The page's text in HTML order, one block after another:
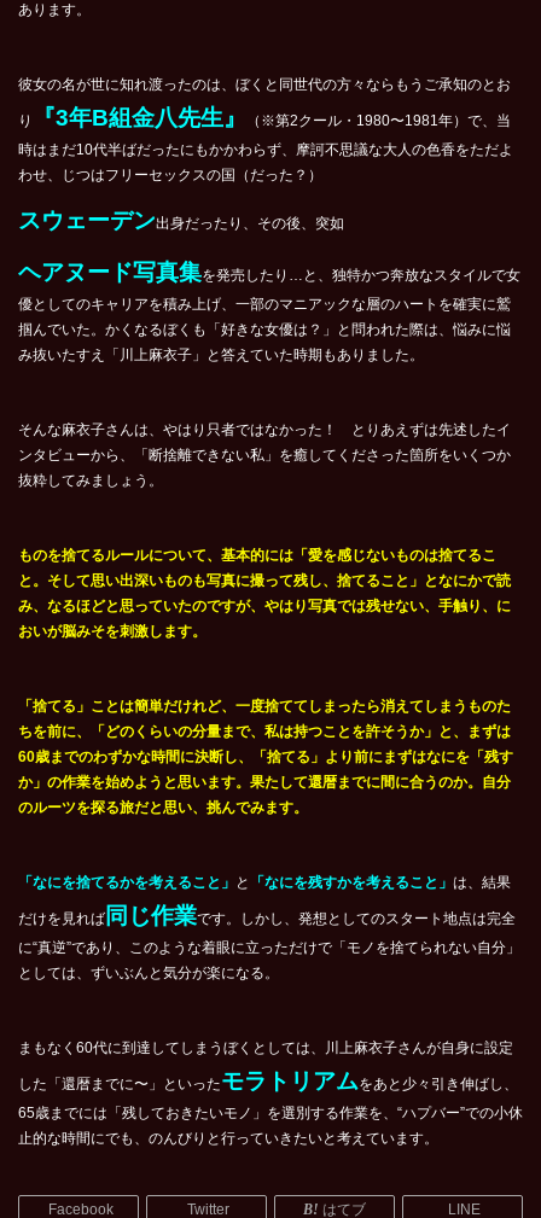
あります。
彼女の名が世に知れ渡ったのは、ぼくと同世代の方々ならもうご承知のとお
り 『3年B組金八先生』
（※第2クール・1980〜1981年）で、当
時はまだ10代半ばだったにもかかわらず、摩訶不思議な大人の色香をただよ
わせ、じつはフリーセックスの国（だった？）
スウェーデン出身だったり、その後、突如
ヘアヌード写真集を発売したり…と、独特かつ奔放なスタイルで女
優としてのキャリアを積み上げ、一部のマニアックな層のハートを確実に鷲
掴んでいた。かくなるぼくも「好きな女優は？」と問われた際は、悩みに悩
み抜いたすえ「川上麻衣子」と答えていた時期もありました。
そんな麻衣子さんは、やはり只者ではなかった！ とりあえずは先述したイ
ンタビューから、「断捨離できない私」を癒してくださった箇所をいくつか
抜粋してみましょう。
ものを捨てるルールについて、基本的には「愛を感じないものは捨てるこ
と。そして思い出深いものも写真に撮って残し、捨てること」となにかで読
み、なるほどと思っていたのですが、やはり写真では残せない、手触り、に
おいが脳みそを刺激します。
「捨てる」ことは簡単だけれど、一度捨ててしまったら消えてしまうものた
ちを前に、「どのくらいの分量まで、私は持つことを許そうか」と、まずは
60歳までのわずかな時間に決断し、「捨てる」より前にまずはなにを「残す
か」の作業を始めようと思います。果たして還暦までに間に合うのか。自分
のルーツを探る旅だと思い、挑んでみます。
「なにを捨てるかを考えること」 と 「なにを残すかを考えること」 は、結果
だけを見れば 同じ作業です。しかし、発想としてのスタート地点は完全
に“真逆”であり、このような着眼に立っただけで「モノを捨てられない自分」
としては、ずいぶんと気分が楽になる。
まもなく60代に到達してしまうぼくとしては、川上麻衣子さんが自身に設定
した「還暦までに〜」といったモラトリアムをあと少々引き伸ばし、
65歳までには「残しておきたいモノ」を選別する作業を、“ハプバー”での小休
止的な時間にでも、のんびりと行っていきたいと考えています。
Facebook Twitter はてブ LINE